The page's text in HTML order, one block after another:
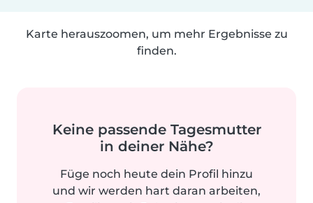
Karte herauszoomen, um mehr Ergebnisse zu
finden.
Keine passende Tagesmutter
in deiner Nähe?
Füge noch heute dein Profil hinzu
und wir werden hart daran arbeiten,